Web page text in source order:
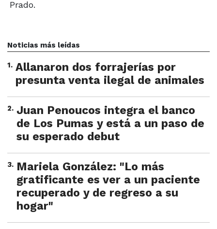
Prado.
Noticias más leídas
1. Allanaron dos forrajerías por
presunta venta ilegal de animales
2. Juan Penoucos integra el banco
de Los Pumas y está a un paso de
su esperado debut
3. Mariela González: "Lo más
gratificante es ver a un paciente
recuperado y de regreso a su
hogar"